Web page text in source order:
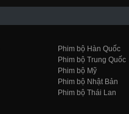
Phim bộ Hàn Quốc
Phim bộ Trung Quốc
Phim bộ Mỹ
Phim bộ Nhật Bản
Phim bộ Thái Lan